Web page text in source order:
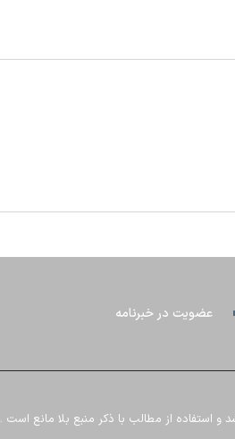
عضویت در خبرنامه
از مطالب با ذکر منبع بلا مانع است .